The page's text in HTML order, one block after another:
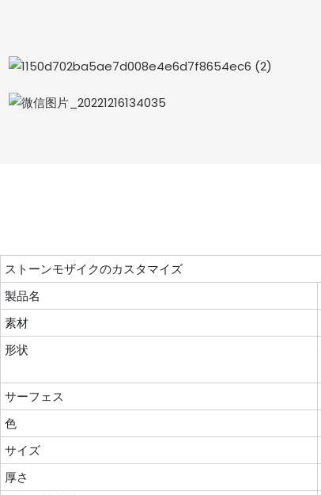
ストーンモザイクのカスタマイズ
製品名
素材
形状
サーフェス
色
サイズ
厚さ